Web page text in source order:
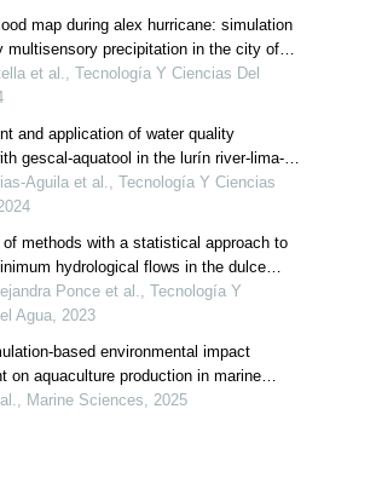
map during alex hurricane: simulation
multisensory precipitation in the city of
et al., Tecnología Y Ciencias Del
and application of water quality
gescal-aquatool in the lurín river-lima-
Aguila et al., Tecnología Y Ciencias
methods with a statistical approach to
hydrological flows in the dulce
individual indices and flow regime
Ponce et al., Tecnología Y
Agua, 2023
based environmental impact
on aquaculture production in marine
case study of genghai no. 1
al., Marine Sciences, 2025